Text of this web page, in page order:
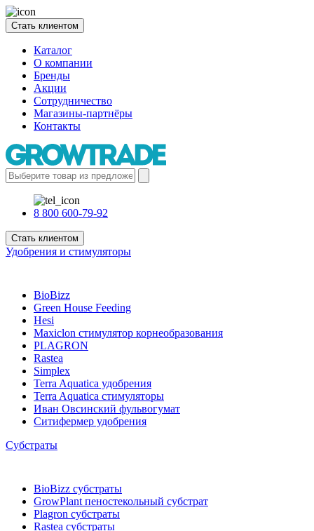
Стать клиентом
Каталог
О компании
Бренды
Акции
Сотрудничество
Магазины-партнёры
Контакты
8 800 600-79-92
Стать клиентом
Удобрения и стимуляторы
BioBizz
Green House Feeding
Hesi
Maxiclon стимулятор корнеобразования
PLAGRON
Rastea
Simplex
Terra Aquatica удобрения
Terra Aquatica стимуляторы
Иван Овсинский фульвогумат
Ситифермер удобрения
Субстраты
BioBizz cубстраты
GrowPlant пеностекольный субстрат
Plagron cубстраты
Rastea cубстраты